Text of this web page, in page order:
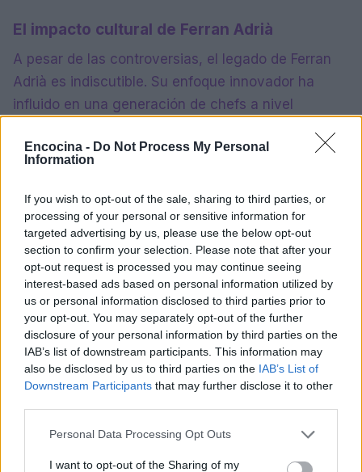
Encocina - Do Not Process My Personal
Information
If you wish to opt-out of the sale, sharing to third parties, or
processing of your personal or sensitive information for
targeted advertising by us, please use the below opt-out
section to confirm your selection. Please note that after your
opt-out request is processed you may continue seeing
interest-based ads based on personal information utilized by
us or personal information disclosed to third parties prior to
your opt-out. You may separately opt-out of the further
disclosure of your personal information by third parties on the
IAB’s list of downstream participants. This information may
also be disclosed by us to third parties on the IAB’s List of
Downstream Participants that may further disclose it to other
Please note that this website/app uses one or more Google
not limited to your visit or usage behaviour. You may click to
Personal Data Processing Opt Outs
I want to opt-out of the Sharing of my
El impacto cultural de Ferran Adrià
A pesar de las controversias, el legado de Ferran
Adrià es indiscutible. Su enfoque innovador ha
influido en una generación de chefs a nivel
cocina contemporánea. Además, su filosofía de
muchos a explorar la creatividad en la cocina,
llevando la gastronomía a nuevas alturas.
La popularidad de Adrià ha trascendido el ámbito
culinario, llegando incluso a ser objeto de parodias
en programas de televisión y comedia, lo que
demuestra su impacto en la cultura popular. A
medida que el mundo de la gastronomía continúa
evolucionando, la influencia de Ferran Adrià
seguirá siendo un punto de referencia para futuros
cocineros y amantes de la buena mesa.